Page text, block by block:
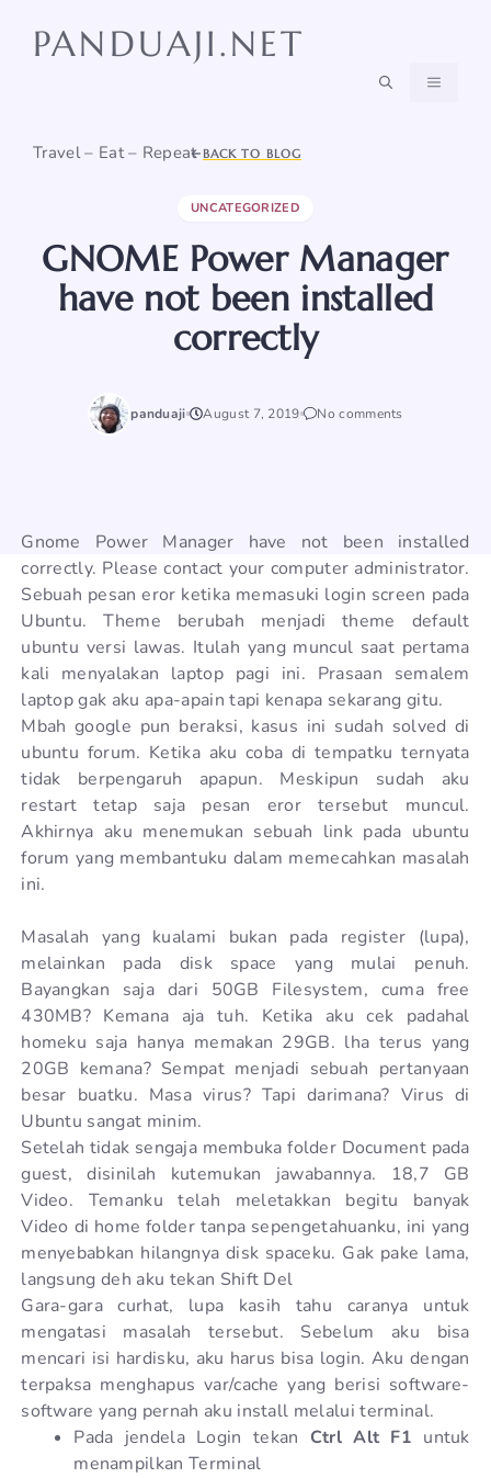
PANDUAJI.NET
Travel – Eat – Repeat
MENU
BACK TO BLOG
UNCATEGORIZED
GNOME Power Manager
have not been installed
correctly
panduaji August 7, 2019 No comments
Gnome Power Manager have not been installed
correctly. Please contact your computer administrator.
Sebuah pesan eror ketika memasuki login screen pada
Ubuntu. Theme berubah menjadi theme default
ubuntu versi lawas. Itulah yang muncul saat pertama
kali menyalakan laptop pagi ini. Prasaan semalem
laptop gak aku apa-apain tapi kenapa sekarang gitu.
Mbah google pun beraksi, kasus ini sudah solved di
ubuntu forum. Ketika aku coba di tempatku ternyata
tidak berpengaruh apapun. Meskipun sudah aku
restart tetap saja pesan eror tersebut muncul.
Akhirnya aku menemukan sebuah link pada ubuntu
forum yang membantuku dalam memecahkan masalah
ini.
Masalah yang kualami bukan pada register (lupa),
melainkan pada disk space yang mulai penuh.
Bayangkan saja dari 50GB Filesystem, cuma free
430MB? Kemana aja tuh. Ketika aku cek padahal
homeku saja hanya memakan 29GB. lha terus yang
20GB kemana? Sempat menjadi sebuah pertanyaan
besar buatku. Masa virus? Tapi darimana? Virus di
Ubuntu sangat minim.
Setelah tidak sengaja membuka folder Document pada
guest, disinilah kutemukan jawabannya. 18,7 GB
Video. Temanku telah meletakkan begitu banyak
Video di home folder tanpa sepengetahuanku, ini yang
menyebabkan hilangnya disk spaceku. Gak pake lama,
langsung deh aku tekan Shift Del
Gara-gara curhat, lupa kasih tahu caranya untuk
mengatasi masalah tersebut. Sebelum aku bisa
mencari isi hardisku, aku harus bisa login. Aku dengan
terpaksa menghapus var/cache yang berisi software-
software yang pernah aku install melalui terminal.
Pada jendela Login tekan Ctrl Alt F1 untuk
menampilkan Terminal